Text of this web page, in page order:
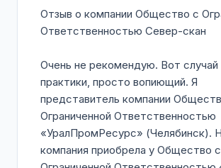
Отзыв о компании Общество с
Ответственностью Север-скан
Очень не рекомендую. Вот случай
практики, просто вопиющий. Я
представитель компании
Ограниченной Ответственностью
«УралПромРесурс» (Челябинск).
компания приобрела у Общество с